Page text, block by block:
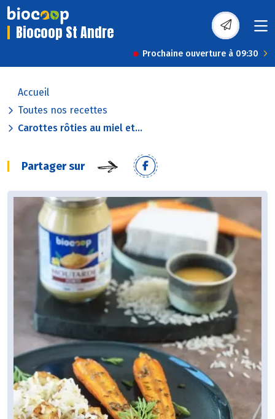
Biocoop St Andre
Prochaine ouverture à 09:30
Accueil
Toutes nos recettes
Carottes rôties au miel et...
Partager sur